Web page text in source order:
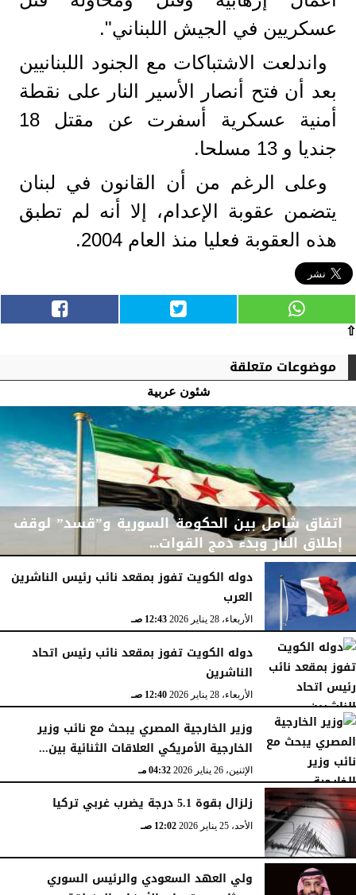
عسكريين في الجيش اللبناني".
واندلعت الاشتباكات مع الجنود اللبنانيين
بعد أن فتح أنصار الأسير النار على نقطة
أمنية عسكرية أسفرت عن مقتل 18
جنديا و 13 مسلحا.
وعلى الرغم من أن القانون في لبنان
يتضمن عقوبة الإعدام، إلا أنه لم تطبق
هذه العقوبة فعليا منذ العام 2004.
⇧
موضوعات متعلقة
شئون عربية
اتفاق شامل بين الحكومة السورية و”قسد” لوقف
إطلاق النار وبدء دمج القوات...
الجمعة، 30 يناير 2026 06:08 مـ
دوله الكويت تفوز بمقعد نائب رئيس الناشرين
العرب
الأربعاء، 28 يناير 2026 12:43 صـ
دوله الكويت تفوز بمقعد نائب رئيس اتحاد
الناشرين
الأربعاء، 28 يناير 2026 12:40 صـ
وزير الخارجية المصري يبحث مع نائب وزير
الخارجية الأمريكي العلاقات الثنائية بين...
الإثنين، 26 يناير 2026 04:32 مـ
زلزال بقوة 5.1 درجة يضرب غربي تركيا
الأحد، 25 يناير 2026 12:02 صـ
ولي العهد السعودي والرئيس السوري